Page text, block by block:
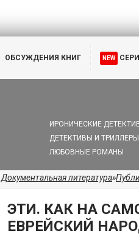
ОБСУЖДЕНИЯ КНИГ NEW
ИРОНИЧЕСКИЕ
ДЕТЕКТИВЫ И ТРИЛЛЕРЫ
ЛЮБОВНЫЕ РОМАНЫ
Документальная литература»
ЭТИ. КАК НА
ЕВРЕЙСКИЙ